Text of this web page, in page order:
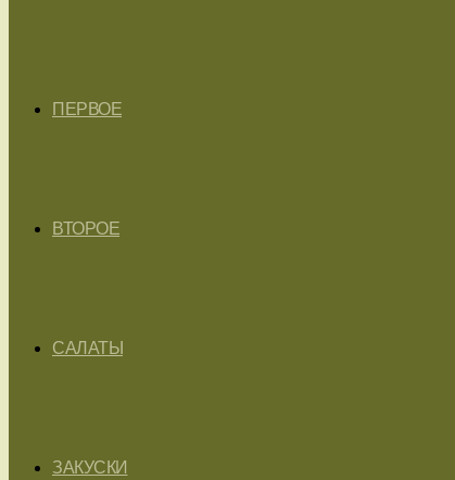
ПЕРВОЕ
ВТОРОЕ
САЛАТЫ
ЗАКУСКИ